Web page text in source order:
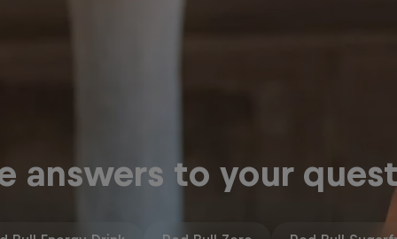
answers to your